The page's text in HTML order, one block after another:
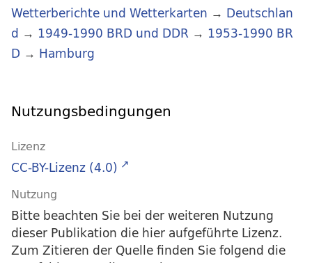
Wetterberichte und Wetterkarten → Deutschlan
d → 1949-1990 BRD und DDR → 1953-1990 BR
D → Hamburg
Nutzungsbedingungen
Lizenz
CC-BY-Lizenz (4.0)
Nutzung
Bitte beachten Sie bei der weiteren Nutzung
dieser Publikation die hier aufgeführte Lizenz.
Zum Zitieren der Quelle finden Sie folgend die